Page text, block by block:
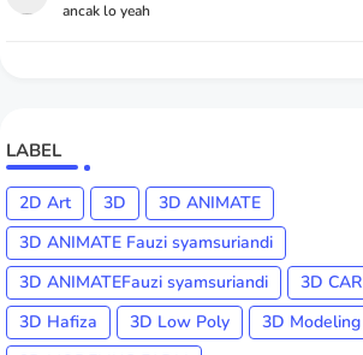
ancak lo yeah
LABEL
2D Art 3D
3D ANIMATE
3D ANIMATE Fauzi syamsuriandi
3D ANIMATEFauzi syamsuriandi
3D CAR
3D Hafiza
3D Low Poly
3D Modeling